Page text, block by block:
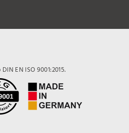
EN ISO 9001:2015.